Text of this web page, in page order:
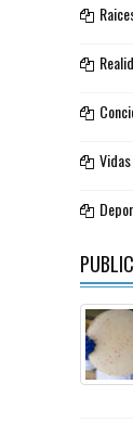
Vidas